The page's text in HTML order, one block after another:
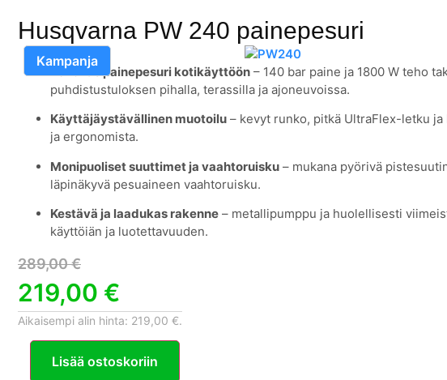
Husqvarna PW 240 painepesuri
Kampanja
Tehokas painepesuri kotikäyttöön – 140 bar paine ja 1800 W teho
puhdistustuloksen pihalla, terassilla ja ajoneuvoissa.
Käyttäjäystävällinen muotoilu – kevyt runko, pitkä UltraFlex-letku
ja ergonomista.
Monipuoliset suuttimet ja vaahtoruisku – mukana pyörivä
läpinäkyvä pesuaineen vaahtoruisku.
Kestävä ja laadukas rakenne – metallipumppu ja huolellisesti
käyttöiän ja luotettavuuden.
289,00€
219,00 €
Aikaisempi alin hinta: 219,00 €.
Lisää ostoskoriin